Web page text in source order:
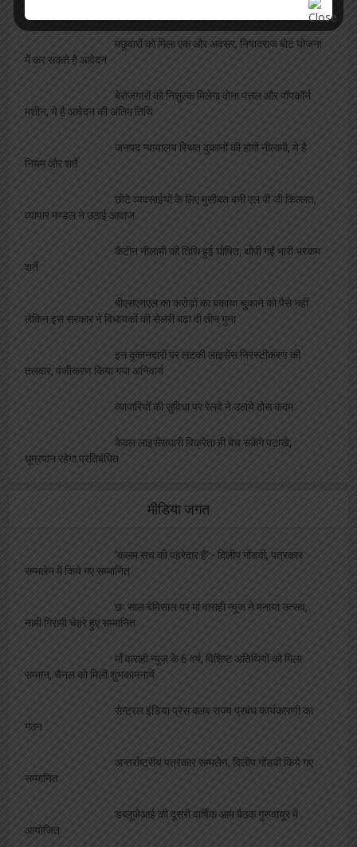
मछुवारों को मिला एक और अवसर, निषादराज बोट योजना
में कर सकते है आवेदन
बेरोजगारों को निशुल्क मिलेगा दोना पत्तल और पॉपकॉर्न
मशीन, ये है आवेदन की अंतिम तिथि
जनपद न्यायालय स्थित दुकानों की होगी नीलामी, ये है
नियम और शर्ते
छोटे व्यवसाईयों के लिए मुसीबत बनी एल पी जी किल्लत,
व्यापार मण्डल ने उठाई आवाज
कैंटीन नीलामी की तिथि हुई घोषित, थोपी गईं भारी भरकम
शर्ते
बीएसएनएल का करोड़ों का बकाया चुकाने को पैसे नहीं
लेकिन इस सरकार ने विधायकों की सेलरी बढ़ा दी तीन गुना
इन दुकानदारों पर लटकी लाइसेंस निरस्टीकरण की
तलवार, पंजीकरण किया गया अनिवार्य
व्यापारियों की सुविधा पर रेलवे ने उठाये ठोस कदम
केवल लाइसेंसधारी विक्रेता ही बेच सकेंगे पटाखे,
धूम्रपान रहेगा प्रतिबंधित
मीडिया जगत
‘कलम सच की पहरेदार है’:- दिलीप गोंडवी, पत्रकार
सम्मलेन में किये गए सम्मानित
छः साल बेमिसाल पर मां वाराही न्यूज ने मनाया उत्सव,
नामी गिरामी चेहरे हुए सम्मानित
माँ वाराही न्यूज़ के 6 वर्ष, विशिष्ट अतिथियों को मिला
सम्मान, चैनल को मिली शुभकामनायें
सेन्ट्रल इंडिया प्रेस क्लब राज्य प्रबंध कार्यकारणी का
गठन
अन्तर्राष्ट्रीय पत्रकार सम्मलेन, दिलीप गोंडवी किये गए
सम्मानित
डब्लूजेआई की दूसरी वार्षिक आम बैठक गुरुवायूर में
आयोजित